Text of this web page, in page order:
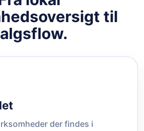
til
der findes i